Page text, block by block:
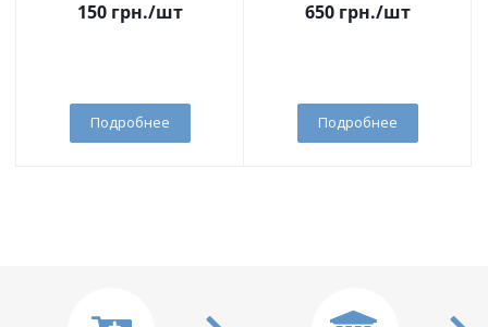
150 грн./шт
Подробнее
650 грн./шт
Подробнее